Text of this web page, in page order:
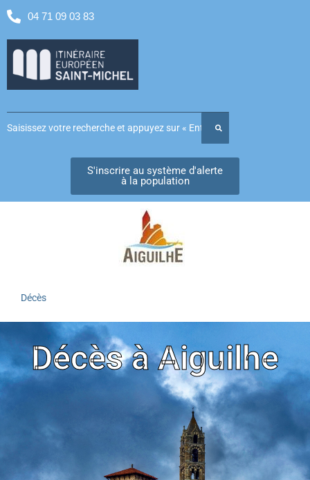
04 71 09 03 83
S'inscrire au système d'alerte
à la population
Décès
Décès à Aiguilhe